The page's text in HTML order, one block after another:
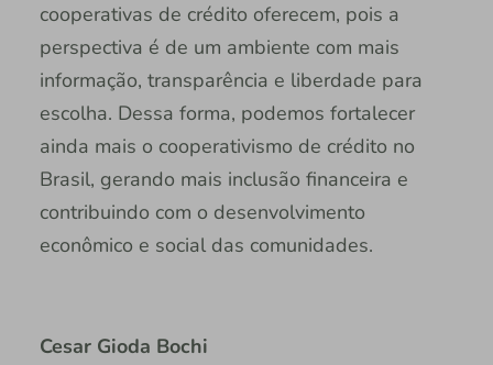
cooperativas de crédito oferecem, pois a
perspectiva é de um ambiente com mais
informação, transparência e liberdade para
escolha. Dessa forma, podemos fortalecer
ainda mais o cooperativismo de crédito no
Brasil, gerando mais inclusão financeira e
contribuindo com o desenvolvimento
econômico e social das comunidades.
Cesar Gioda Bochi